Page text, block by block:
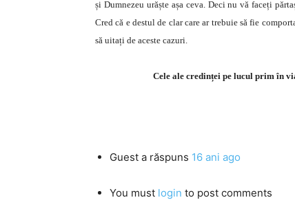
și Dumnezeu urăște așa ceva. Deci nu vă faceți
Cred că e destul de clar care ar trebuie să fie
să uitați de aceste cazuri.
Cele ale credinței pe lucul prim în
Guest a răspuns 16 ani ago
You must login to post comments